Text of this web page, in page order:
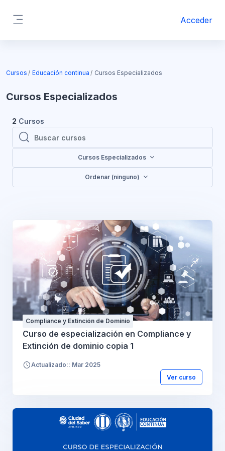
Acceder
Cursos Educación continua Cursos Especializados
Cursos Especializados
2 Cursos
Buscar cursos
Buscar cursos
Cursos Especializados
Ordenar (ninguno)
Compliance y Extinción de Dominio
Curso de especialización en Compliance y
Extinción de dominio copia 1
Actualizado:: Mar 2025
Ver curso